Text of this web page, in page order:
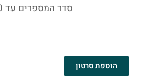
סדר המספרים עד 10
הוספת סרטון